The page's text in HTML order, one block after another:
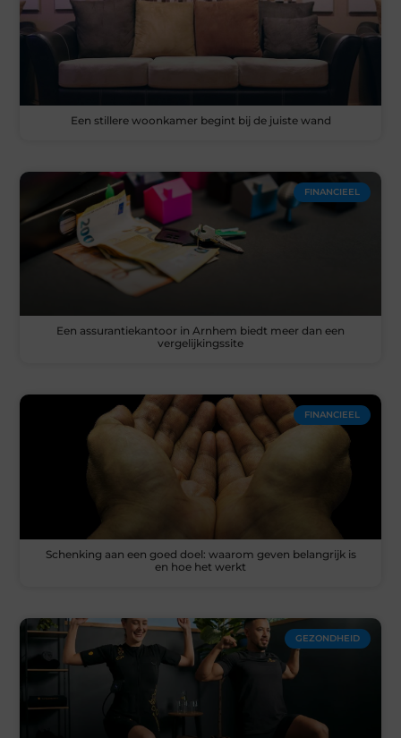
Een stillere woonkamer begint bij de juiste wand
FINANCIEEL
Een assurantiekantoor in Arnhem biedt meer dan een
vergelijkingssite
FINANCIEEL
Schenking aan een goed doel: waarom geven belangrijk is
en hoe het werkt
GEZONDHEID